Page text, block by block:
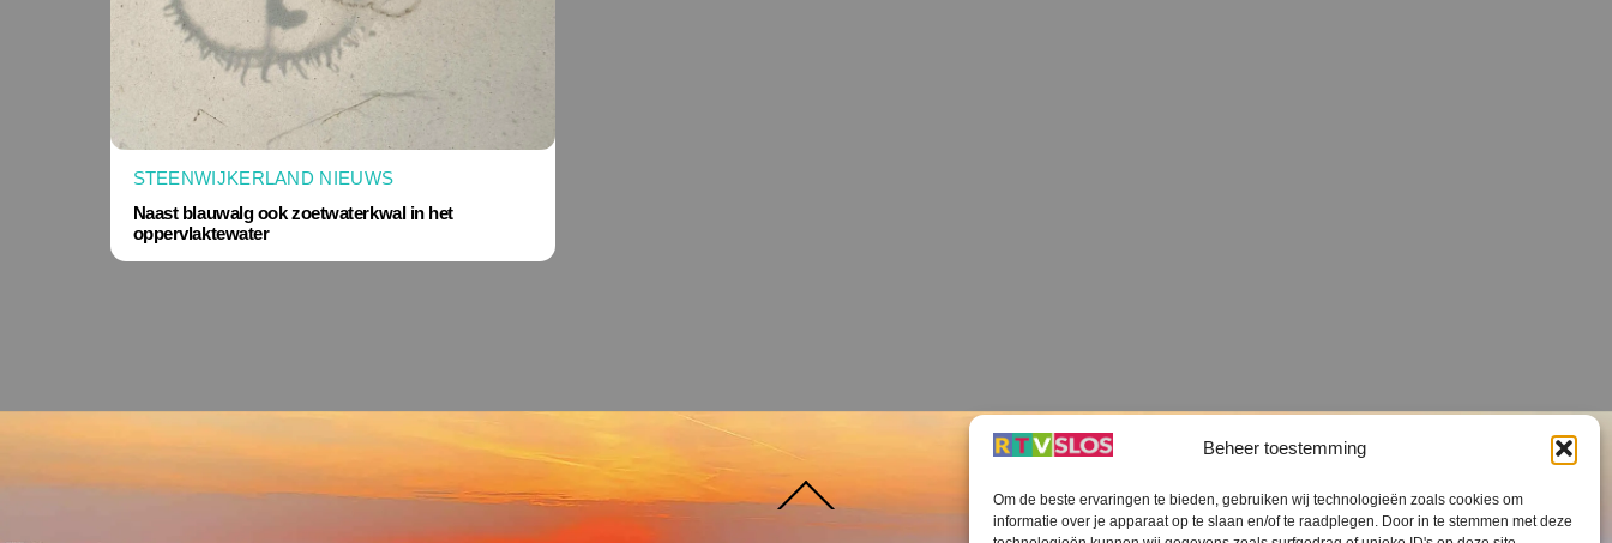
Beheer toestemming
Om de beste ervaringen te bieden, gebruiken wij technologieën zoals cookies om
informatie over je apparaat op te slaan en/of te raadplegen. Door in te stemmen met deze
STEENWIJKERLAND NIEUWS
Naast blauwalg ook zoetwaterkwal in het
oppervlaktewater
naar